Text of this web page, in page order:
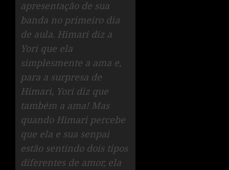
apresentação de sua
banda no primeiro dia
de aula. Himari diz a
Yori que ela
simplesmente a ama e,
para a surpresa de
Himari, Yori diz que
também a ama! Mas
quando Himari percebe
que ela e sua senpai
estão sentindo dois tipos
diferentes de amor, ela